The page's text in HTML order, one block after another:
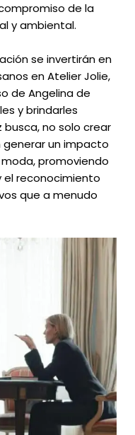
de la
y ambiental.
se invertirán en
en Atelier Jolie,
de Angelina de
y brindarles
no solo crear
un impacto
promoviendo
el reconocimiento
que a menudo